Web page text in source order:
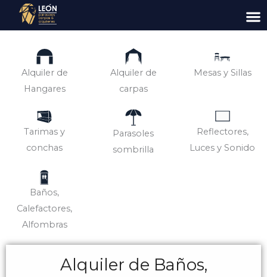
Alquiler de
Hangares
Alquiler de
carpas
Mesas y Sillas
Tarimas y
conchas
Parasoles
sombrilla
Reflectores,
Luces y Sonido
Baños,
Calefactores,
Alfombras
Alquiler de Baños,